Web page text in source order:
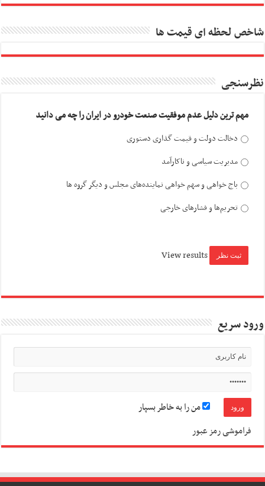
شاخص لحظه ای قیمت ها
نظرسنجی
مهم ترین دلیل عدم موفقیت صنعت خودرو در ایران را چه می دانید
دخالت دولت و قیمت گذاری دستوری
مدیریت سیاسی و ناکارآمد
باج خواهی و سهم خواهی نماینده‌های مجلس و دیگر گروه ها
تحریم‌ها و فشارهای خارجی
View results
ورود سریع
من را به خاطر بسپار
فراموشی رمز عبور